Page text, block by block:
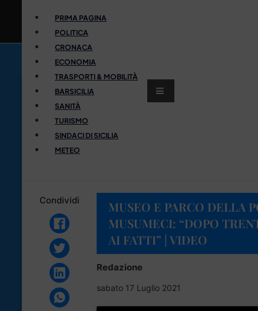
PRIMA PAGINA
POLITICA
CRONACA
ECONOMIA
TRASPORTI & MOBILITÀ
BARSICILIA
SANITÀ
TURISMO
SINDACI DI SICILIA
METEO
Condividi
MUSEO E PARCO DELLA
MUSUMECI: “DOPO
AI FATTI” | VIDEO
Redazione
sabato 17 Luglio 2021